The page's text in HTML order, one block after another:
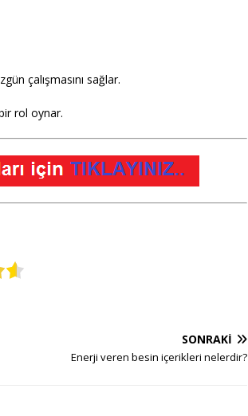
çalışmasını sağlar.
rol oynar.
SONRAKI
Enerji veren besin içerikleri nelerdir?